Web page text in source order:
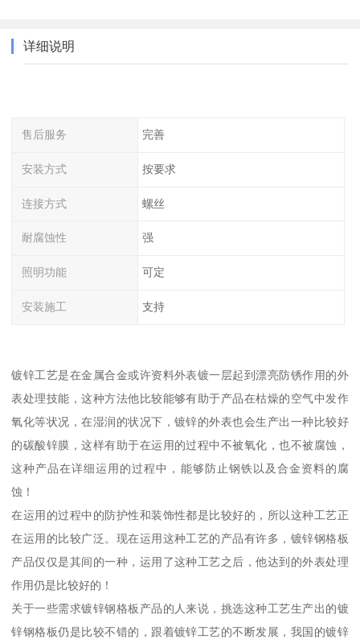
详细说明
售后服务 完善
安装方式 按要求
连接方式 螺丝
耐腐蚀性 强
照明功能 可定
安装施工 支持
镀锌工艺是在金属合金或许资料外表镀一层起到漂亮防锈作用的外
表处理技能，这种方法他比较能够有助于产品在枯燥的空气中发作
氧化等状况，在湿润的状况下，镀锌的外表也会生产出一种比较好
的碳酸锌膜，这样有助于在运用的过程中不被氧化，也不被腐蚀，
这种产品在详细运用的过程中，能够防止钢铁以及合金资料的腐
蚀！
在运用的过程中的防护性和装饰性都是比较好的，所以这种工艺正
在运用的比较广泛。现在运用这种工艺的产品有许多，镀锌钢格板
产品仅仅是其间的一种，运用了这种工艺之后，他达到的外表处理
作用仍是比较好的！
关于一些需求镀锌钢格板产品的人来说，挑选这种工艺生产出的镀
锌钢格板仍是比较不错的，跟着镀锌工艺的不断发展，我国的镀锌